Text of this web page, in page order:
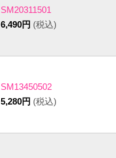
SM20311501
6,490円 (税込)
SM13450502
5,280円 (税込)